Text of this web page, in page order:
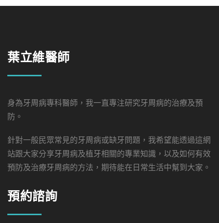
葉立維醫師
身為牙周病專科醫師，我一直專注研究牙周病的治療及預
防。
針對一般民眾常見的牙周病或缺牙問題，我希望能透過這網
站跟大家分享牙周病及植牙相關的專業知識，以及如何有效
預防及治療牙周病的方法，期待能在日常生活中幫到大家。
預約諮詢